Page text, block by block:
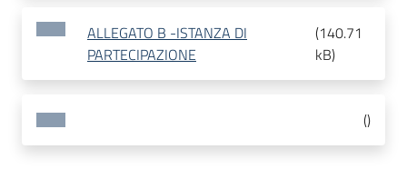
ALLEGATO B -ISTANZA DI
PARTECIPAZIONE
(140.71
kB)
()